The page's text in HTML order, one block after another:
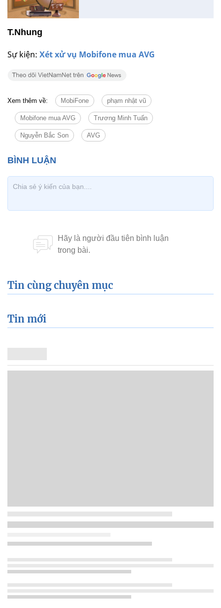
Sự kiện: Xét xử vụ Mobifone mua AVG
T.Nhung
Xem thêm về: MobiFone phạm nhật vũ
Mobifone mua AVG Trương Minh Tuấn
Nguyễn Bắc Son AVG
Tin cùng chuyên mục
Tin mới